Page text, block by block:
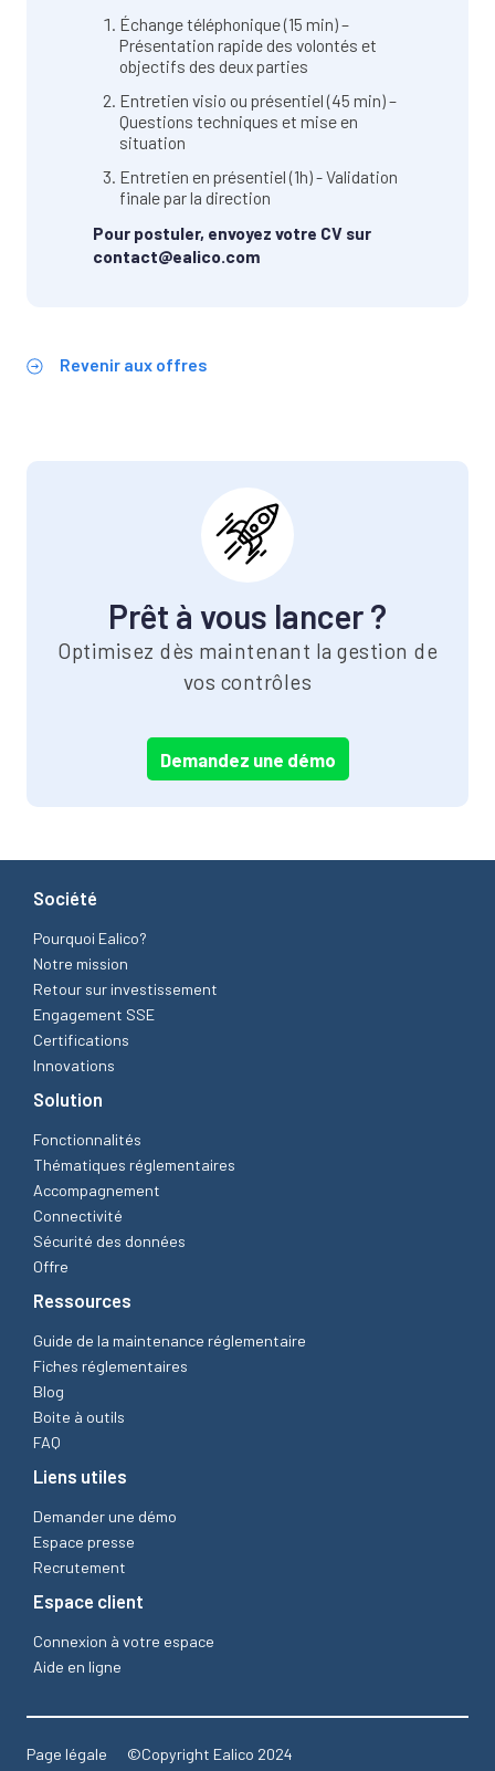
Échange téléphonique (15 min) –
Présentation rapide des volontés et
objectifs des deux parties
Entretien visio ou présentiel (45 min) –
Questions techniques et mise en
situation
Entretien en présentiel (1h) - Validation
finale par la direction
Pour postuler, envoyez votre CV sur
contact@ealico.com
Revenir aux offres
Prêt à vous lancer ?
Optimisez dès maintenant la gestion de
vos contrôles
Demandez une démo
Société
Pourquoi Ealico?
Notre mission
Retour sur investissement
Engagement SSE
Certifications
Innovations
Solution
Fonctionnalités
Thématiques réglementaires
Accompagnement
Connectivité
Sécurité des données
Offre
Ressources
Guide de la maintenance réglementaire
Fiches réglementaires
Blog
Boite à outils
FAQ
Liens utiles
Demander une démo
Espace presse
Recrutement
Espace client
Connexion à votre espace
Aide en ligne
Page légale ©Copyright Ealico 2024